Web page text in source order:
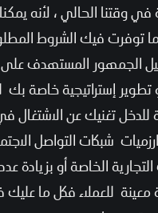
وقتنا الحالي ، لأنه
توفرت فيك الشروط
الجمهور المستهدف على
تطوير إستراتيجية خاصة بك
تغنيك عن الاشتغال في
شبكات التواصل
التجارية الخاصة أو بزيادة
للعملاء فكل ما عليك